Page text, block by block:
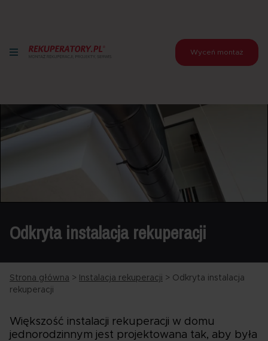
Wyceń montaż
Odkryta instalacja rekuperacji
Strona główna > Instalacja rekuperacji > Odkryta instalacja
rekuperacji
Większość instalacji rekuperacji w domu
jednorodzinnym jest projektowana tak, aby była